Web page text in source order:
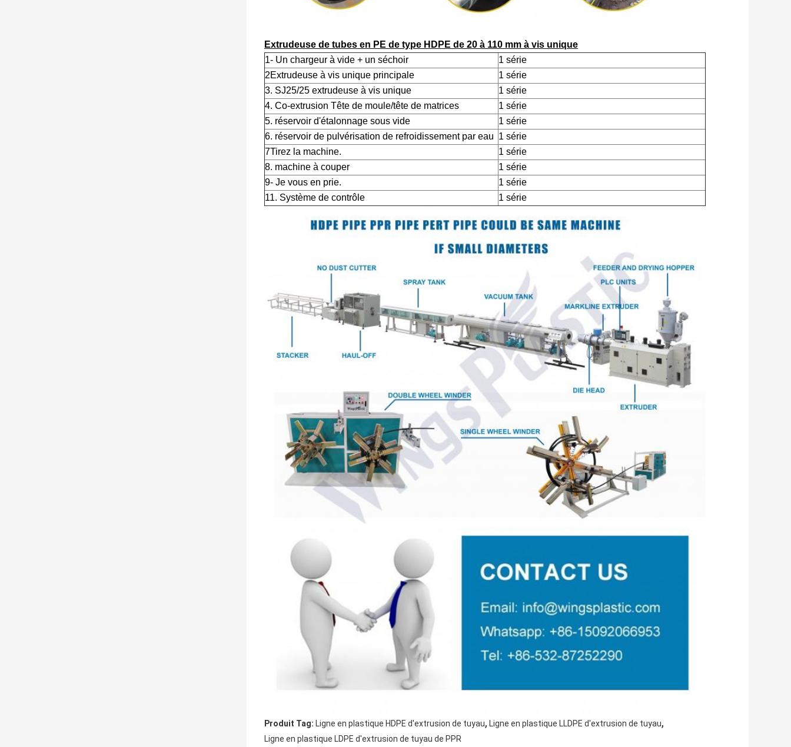
Extrudeuse de tubes en PE de type HDPE de 20 à 110 mm à vis unique
1- Un chargeur à vide + un séchoir
1 série
2Extrudeuse à vis unique principale
1 série
3. SJ25/25 extrudeuse à vis unique
1 série
4. Co-extrusion Tête de moule/tête de matrices
1 série
5. réservoir d'étalonnage sous vide
1 série
6. réservoir de pulvérisation de refroidissement par eau 1 série
7Tirez la machine.
1 série
8. machine à couper
1 série
9- Je vous en prie.
1 série
11. Système de contrôle
1 série
Produit Tag: Ligne en plastique HDPE d'extrusion de tuyau, Ligne en plastique LLDPE d'extrusion de tuyau,
Ligne en plastique LDPE d'extrusion de tuyau de PPR